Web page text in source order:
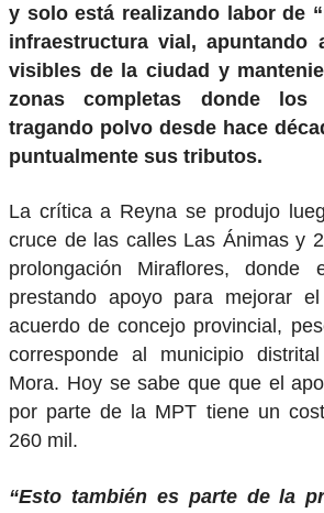
y solo está realizando labor de
infraestructura vial, apuntando
visibles de la ciudad y
zonas completas donde los
tragando polvo desde hace
puntualmente sus tributos.
La crítica a Reyna se produjo
cruce de las calles Las Ánimas y
prolongación Miraflores, donde
prestando apoyo para mejorar
acuerdo de concejo provincial,
corresponde al municipio
Mora. Hoy se sabe que que el
por parte de la MPT tiene un
260 mil.
“Esto también es parte de la